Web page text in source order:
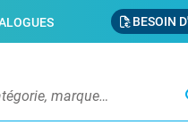
BESOIN